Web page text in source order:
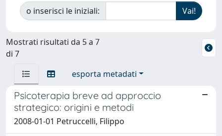
o inserisci le iniziali:
Mostrati risultati da 5 a 7
di 7
esporta metadati
Psicoterapia breve ad approccio
strategico: origini e metodi
2008-01-01 Petruccelli, Filippo